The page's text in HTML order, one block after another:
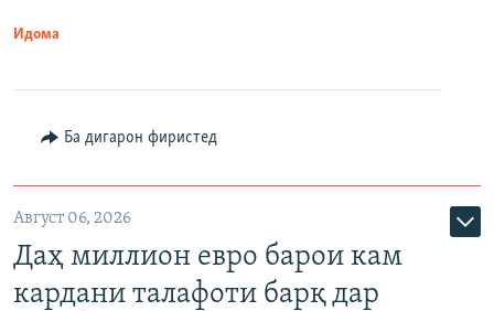
Идома
Ба дигарон фиристед
Август 06, 2026
Даҳ миллион евро барои кам
кардани талафоти барқ дар